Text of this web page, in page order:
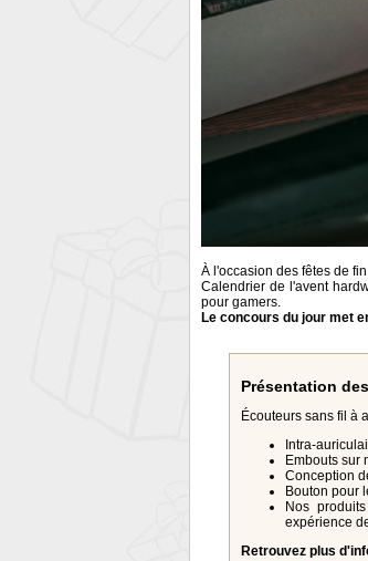
À l'occasion des fêtes de
Calendrier de l'avent
pour gamers.
Le concours du jour met
Présentation
Écouteurs sans fil à
Intra-
Embouts sur
Conception
Bouton pour
Nos
expérience
Retrouvez plus